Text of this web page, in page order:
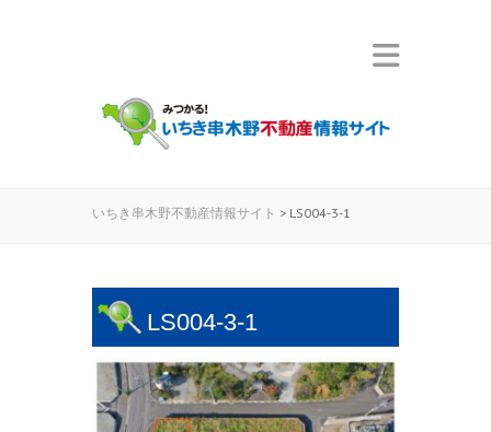
いちき串木野不動産情報サイト > LS004-3-1
LS004-3-1